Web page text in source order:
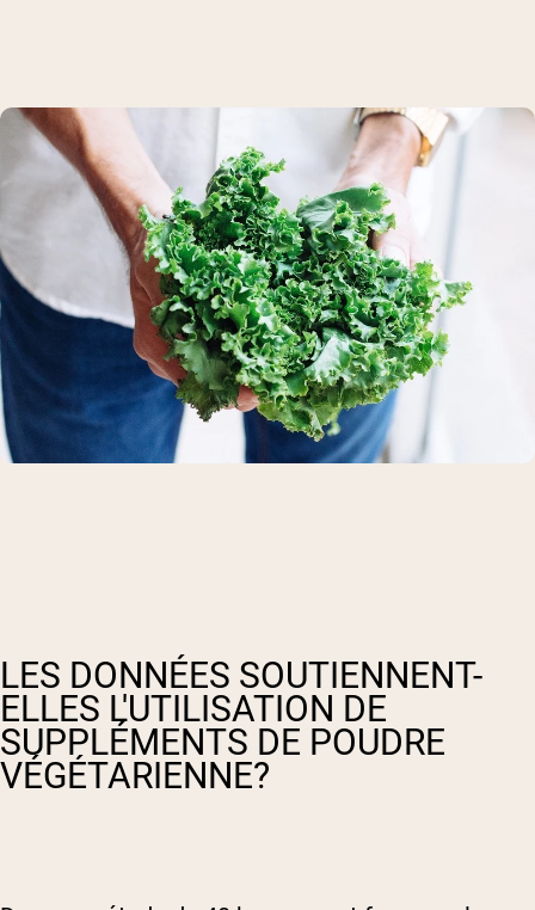
LES DONNÉES SOUTIENNENT-
ELLES L'UTILISATION DE
SUPPLÉMENTS DE POUDRE
VÉGÉTARIENNE?